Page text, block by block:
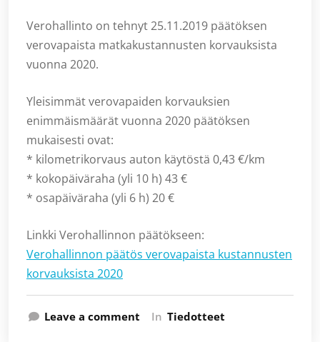
Verohallinto on tehnyt 25.11.2019 päätöksen
verovapaista matkakustannusten korvauksista
vuonna 2020.
Yleisimmät verovapaiden korvauksien
enimmäismäärät vuonna 2020 päätöksen
mukaisesti ovat:
* kilometrikorvaus auton käytöstä 0,43 €/km
* kokopäiväraha (yli 10 h) 43 €
* osapäiväraha (yli 6 h) 20 €
Linkki Verohallinnon päätökseen:
Verohallinnon päätös verovapaista kustannusten
korvauksista 2020
Leave a comment In Tiedotteet